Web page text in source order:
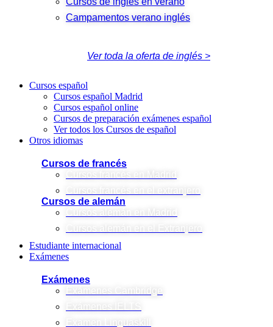
Campamentos verano inglés
Ver toda la oferta de inglés >
Cursos español
Cursos español Madrid
Cursos español online
Cursos de preparación exámenes español
Ver todos los Cursos de español
Otros idiomas
Cursos de francés
Cursos francés en Madrid
Cursos de alemán
Cursos alemán en Madrid
Cursos alemán en el Extranjero
Estudiante internacional
Exámenes
Exámenes
Exámenes Cambridge
Exámenes IELTS
Examen Linguaskill